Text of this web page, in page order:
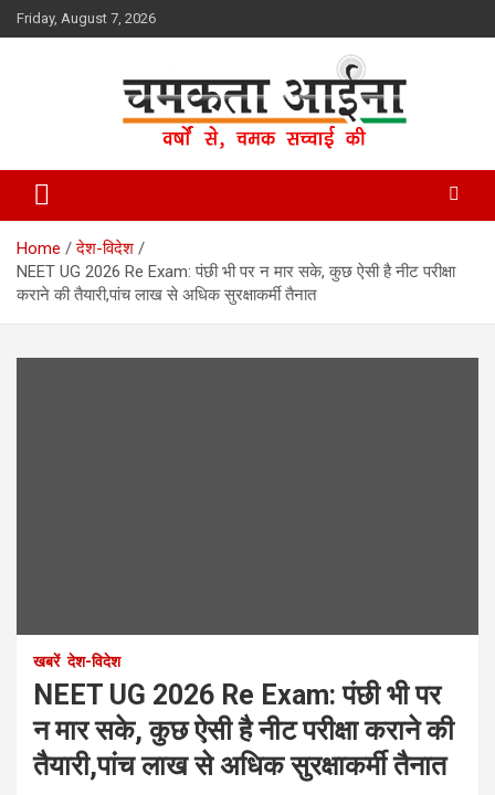
Skip
to
Friday, August 7, 2026
Chamakta Aina
Home
देश-विदेश
NEET UG 2026 Re Exam: पंछी भी पर न मार सके, कुछ ऐसी है नीट परीक्षा
कराने की तैयारी,पांच लाख से अधिक सुरक्षाकर्मी तैनात
खबरें देश-विदेश
NEET UG 2026 Re Exam: पंछी भी पर
न मार सके, कुछ ऐसी है नीट परीक्षा कराने की
तैयारी,पांच लाख से अधिक सुरक्षाकर्मी तैनात